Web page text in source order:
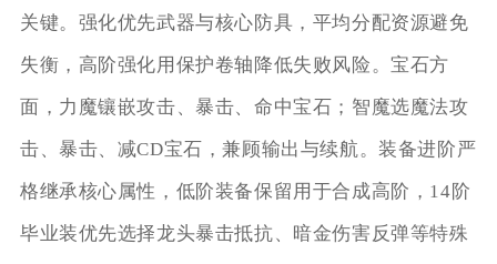
关键。强化优先武器与核心防具，平均分配资源避免
失衡，高阶强化用保护卷轴降低失败风险。宝石方
面，力魔镶嵌攻击、暴击、命中宝石；智魔选魔法攻
击、暴击、减CD宝石，兼顾输出与续航。装备进阶严
格继承核心属性，低阶装备保留用于合成高阶，14阶
毕业装优先选择龙头暴击抵抗、暗金伤害反弹等特殊